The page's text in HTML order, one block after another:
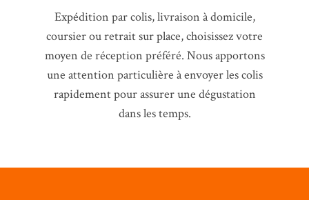
Expédition par colis, livraison à domicile,
coursier ou retrait sur place, choisissez votre
moyen de réception préféré. Nous apportons
une attention particulière à envoyer les colis
rapidement pour assurer une dégustation
dans les temps.